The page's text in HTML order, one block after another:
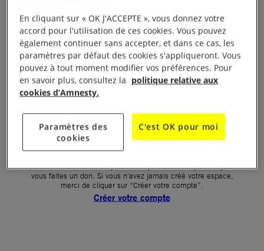
Mot de passe oublié ?
Un problème de connexion ?
Première connexion ?
La création de votre espace n’est pas automatique lorsque
vous faites un don. Si vous n’avez jamais créé votre espace,
merci de cliquer sur “Créer votre compte”.
Créer votre compte
En cliquant sur « OK J'ACCEPTE », vous donnez votre
accord pour l'utilisation de ces cookies. Vous pouvez
également continuer sans accepter, et dans ce cas, les
paramètres par défaut des cookies s'appliqueront. Vous
pouvez à tout moment modifier vos préférences. Pour
en savoir plus, consultez la politique relative aux
cookies d’Amnesty.
Paramètres des
cookies
C'est OK pour moi